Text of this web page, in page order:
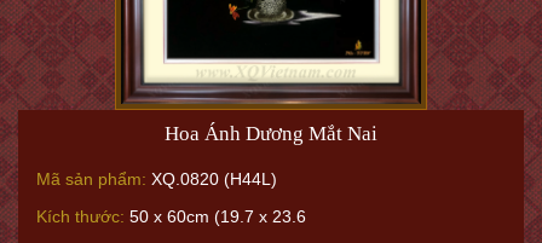
Hoa Ánh Dương Mắt Nai
Mã sản phẩm: XQ.0820 (H44L)
Kích thước: 50 x 60cm (19.7 x 23.6